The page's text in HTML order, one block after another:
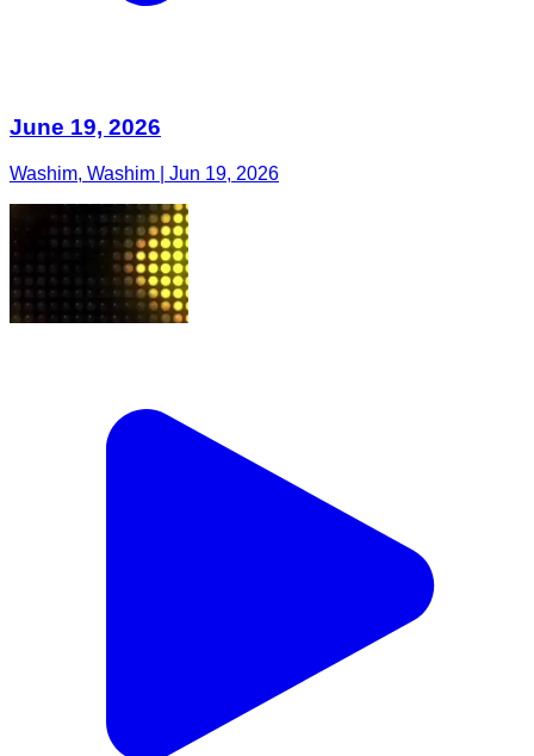
June 19, 2026
Washim, Washim | Jun 19, 2026